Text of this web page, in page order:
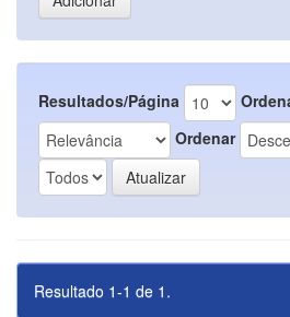
Resultados/Página
Ordenar
Resultado 1-1 de 1.